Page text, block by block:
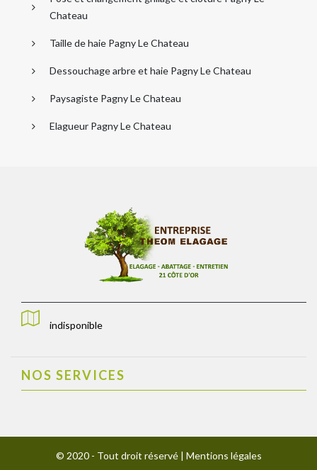
Chateau
Taille de haie Pagny Le Chateau
Dessouchage arbre et haie Pagny Le Chateau
Paysagiste Pagny Le Chateau
Elagueur Pagny Le Chateau
indisponible
NOS SERVICES
© 2020 - Tout droit réservé | Mentions légales